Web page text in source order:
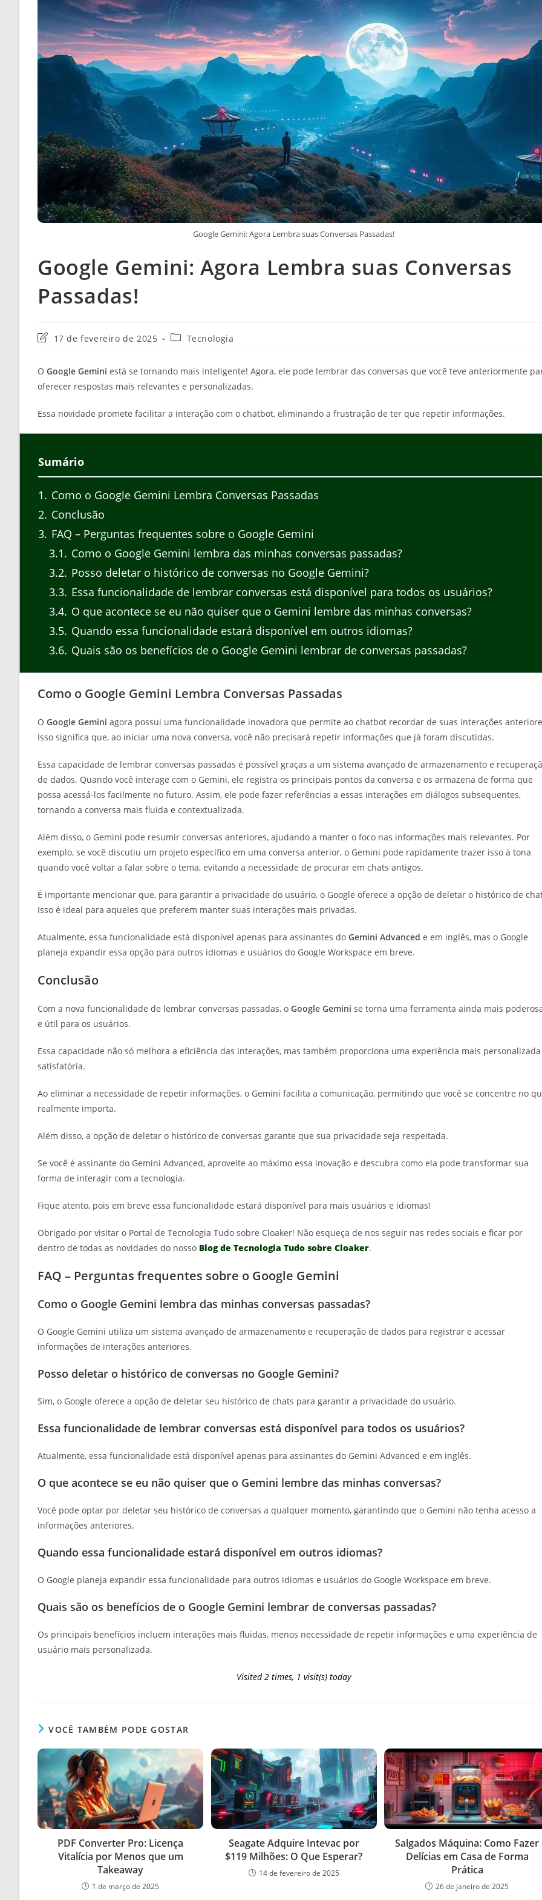
Google Gemini: Agora Lembra suas Conversas Passadas!
Google Gemini: Agora Lembra suas Conversas
Passadas!
Última
post:
17 de fevereiro de 2025
Categoria
Tecnologia
O Google Gemini está se tornando mais inteligente! Agora, ele pode lembrar das conversas que você teve anteriormente
oferecer respostas mais relevantes e personalizadas.
Essa novidade promete facilitar a interação com o chatbot, eliminando a frustração de ter que repetir informações.
Sumário
1
Como o Google Gemini Lembra Conversas Passadas
2 Conclusão
3 FAQ – Perguntas frequentes sobre o Google Gemini
3.1
Como o Google Gemini lembra das minhas conversas passadas?
3.2 Posso deletar o histórico de conversas no Google Gemini?
3.3 Essa funcionalidade de lembrar conversas está disponível para todos os usuários?
3.4 O que acontece se eu não quiser que o Gemini lembre das minhas conversas?
3.5 Quando essa funcionalidade estará disponível em outros idiomas?
3.6 Quais são os benefícios de o Google Gemini lembrar de conversas passadas?
Como o Google Gemini Lembra Conversas Passadas
O Google Gemini agora possui uma funcionalidade inovadora que permite ao chatbot recordar de suas interações
Isso significa que, ao iniciar uma nova conversa, você não precisará repetir informações que já foram discutidas.
Essa capacidade de lembrar conversas passadas é possível graças a um sistema avançado de armazenamento e
de dados. Quando você interage com o Gemini, ele registra os principais pontos da conversa e os armazena de forma que
possa acessá-los facilmente no futuro. Assim, ele pode fazer referências a essas interações em diálogos subsequentes,
tornando a conversa mais fluida e contextualizada.
Além disso, o Gemini pode resumir conversas anteriores, ajudando a manter o foco nas informações mais relevantes. Por
exemplo, se você discutiu um projeto específico em uma conversa anterior, o Gemini pode rapidamente trazer isso à tona
quando você voltar a falar sobre o tema, evitando a necessidade de procurar em chats antigos.
É importante mencionar que, para garantir a privacidade do usuário, o Google oferece a opção de deletar o histórico de
Isso é ideal para aqueles que preferem manter suas interações mais privadas.
Atualmente, essa funcionalidade está disponível apenas para assinantes do Gemini Advanced e em inglês, mas o Google
planeja expandir essa opção para outros idiomas e usuários do Google Workspace em breve.
Conclusão
Com a nova funcionalidade de lembrar conversas passadas, o Google Gemini se torna uma ferramenta ainda mais
e útil para os usuários.
Essa capacidade não só melhora a eficiência das interações, mas também proporciona uma experiência mais
satisfatória.
Ao eliminar a necessidade de repetir informações, o Gemini facilita a comunicação, permitindo que você se concentre no
realmente importa.
Além disso, a opção de deletar o histórico de conversas garante que sua privacidade seja respeitada.
Se você é assinante do Gemini Advanced, aproveite ao máximo essa inovação e descubra como ela pode transformar sua
forma de interagir com a tecnologia.
Fique atento, pois em breve essa funcionalidade estará disponível para mais usuários e idiomas!
Obrigado por visitar o Portal de Tecnologia Tudo sobre Cloaker! Não esqueça de nos seguir nas redes sociais e ficar por
dentro de todas as novidades do nosso Blog de Tecnologia Tudo sobre Cloaker.
FAQ – Perguntas frequentes sobre o Google Gemini
Como o Google Gemini lembra das minhas conversas passadas?
O Google Gemini utiliza um sistema avançado de armazenamento e recuperação de dados para registrar e acessar
informações de interações anteriores.
Posso deletar o histórico de conversas no Google Gemini?
Sim, o Google oferece a opção de deletar seu histórico de chats para garantir a privacidade do usuário.
Essa funcionalidade de lembrar conversas está disponível para todos os usuários?
Atualmente, essa funcionalidade está disponível apenas para assinantes do Gemini Advanced e em inglês.
O que acontece se eu não quiser que o Gemini lembre das minhas conversas?
Você pode optar por deletar seu histórico de conversas a qualquer momento, garantindo que o Gemini não tenha acesso a
informações anteriores.
Quando essa funcionalidade estará disponível em outros idiomas?
O Google planeja expandir essa funcionalidade para outros idiomas e usuários do Google Workspace em breve.
Quais são os benefícios de o Google Gemini lembrar de conversas passadas?
Os principais benefícios incluem interações mais fluidas, menos necessidade de repetir informações e uma experiência de
usuário mais personalizada.
Visited 2 times, 1 visit(s) today
VOCÊ TAMBÉM PODE GOSTAR
PDF Converter Pro: Licença
Vitalícia por Menos que um
Takeaway
1 de março de 2025
Seagate Adquire Intevac por
$119 Milhões: O Que Esperar?
14 de fevereiro de 2025
Salgados Máquina: Como Fazer
Delícias em Casa de Forma
Prática
26 de janeiro de 2025